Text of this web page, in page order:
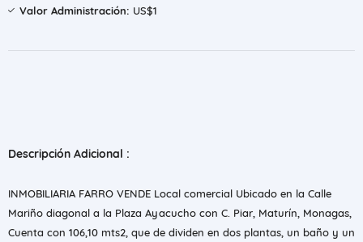
Valor Administración: US$1
Descripción Adicional :
INMOBILIARIA FARRO VENDE Local comercial Ubicado en la Calle
Mariño diagonal a la Plaza Ayacucho con C. Piar, Maturín, Monagas,
Cuenta con 106,10 mts2, que de dividen en dos plantas, un baño y un